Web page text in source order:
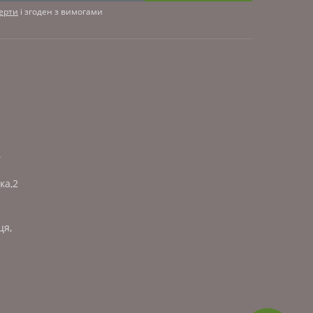
і згоден з вимогами